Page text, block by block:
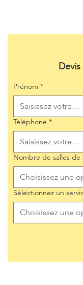
Prénom *
Téléphone *
Nombre de salles de
Choisissez une
Sélectionnez un
Choisissez une